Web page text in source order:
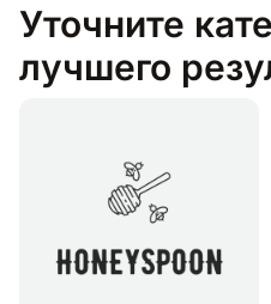
Уточните
лучшего